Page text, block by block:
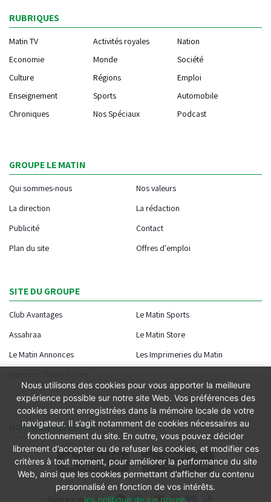
Suivez-nous
RUBRIQUES
Matin TV Activités royales
Nation
Economie
Monde
Société
Culture
Régions
Emploi
Enseignement
Sports
Automobile
Chroniques
Nos Spéciaux Podcast
GROUPE LE MATIN
Qui sommes-nous
Nos valeurs
La direction
La rédaction
Publicité
Contact
Plan du site
Offres d'emploi
SITE DU GROUPE
Club Avantages
Le Matin Sports
Assahraa
Le Matin Store
Le Matin Annonces
Les Imprimeries du Matin
NOTRE APPLICATION
Nous utilisons des cookies pour vous apporter la meilleure
expérience possible sur notre site Web. Vos préférences des
cookies seront enregistrées dans la mémoire locale de votre
navigateur. Il s’agit notamment de cookies nécessaires au
fonctionnement du site. En outre, vous pouvez décider
librement d’accepter ou de refuser les cookies, et modifier ces
critères à tout moment, pour améliorer la performance du site
Web, ainsi que les cookies permettant d’afficher du contenu
personnalisé en fonction de vos intérêts.
les politique de vie privee.